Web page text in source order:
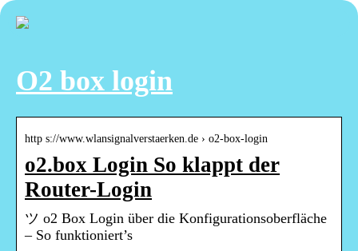
O2 box login
http s://www.wlansignalverstaerken.de › o2-box-login
o2.box Login So klappt der
Router-Login
ツ o2 Box Login über die Konfigurationsoberfläche
– So funktioniert’s